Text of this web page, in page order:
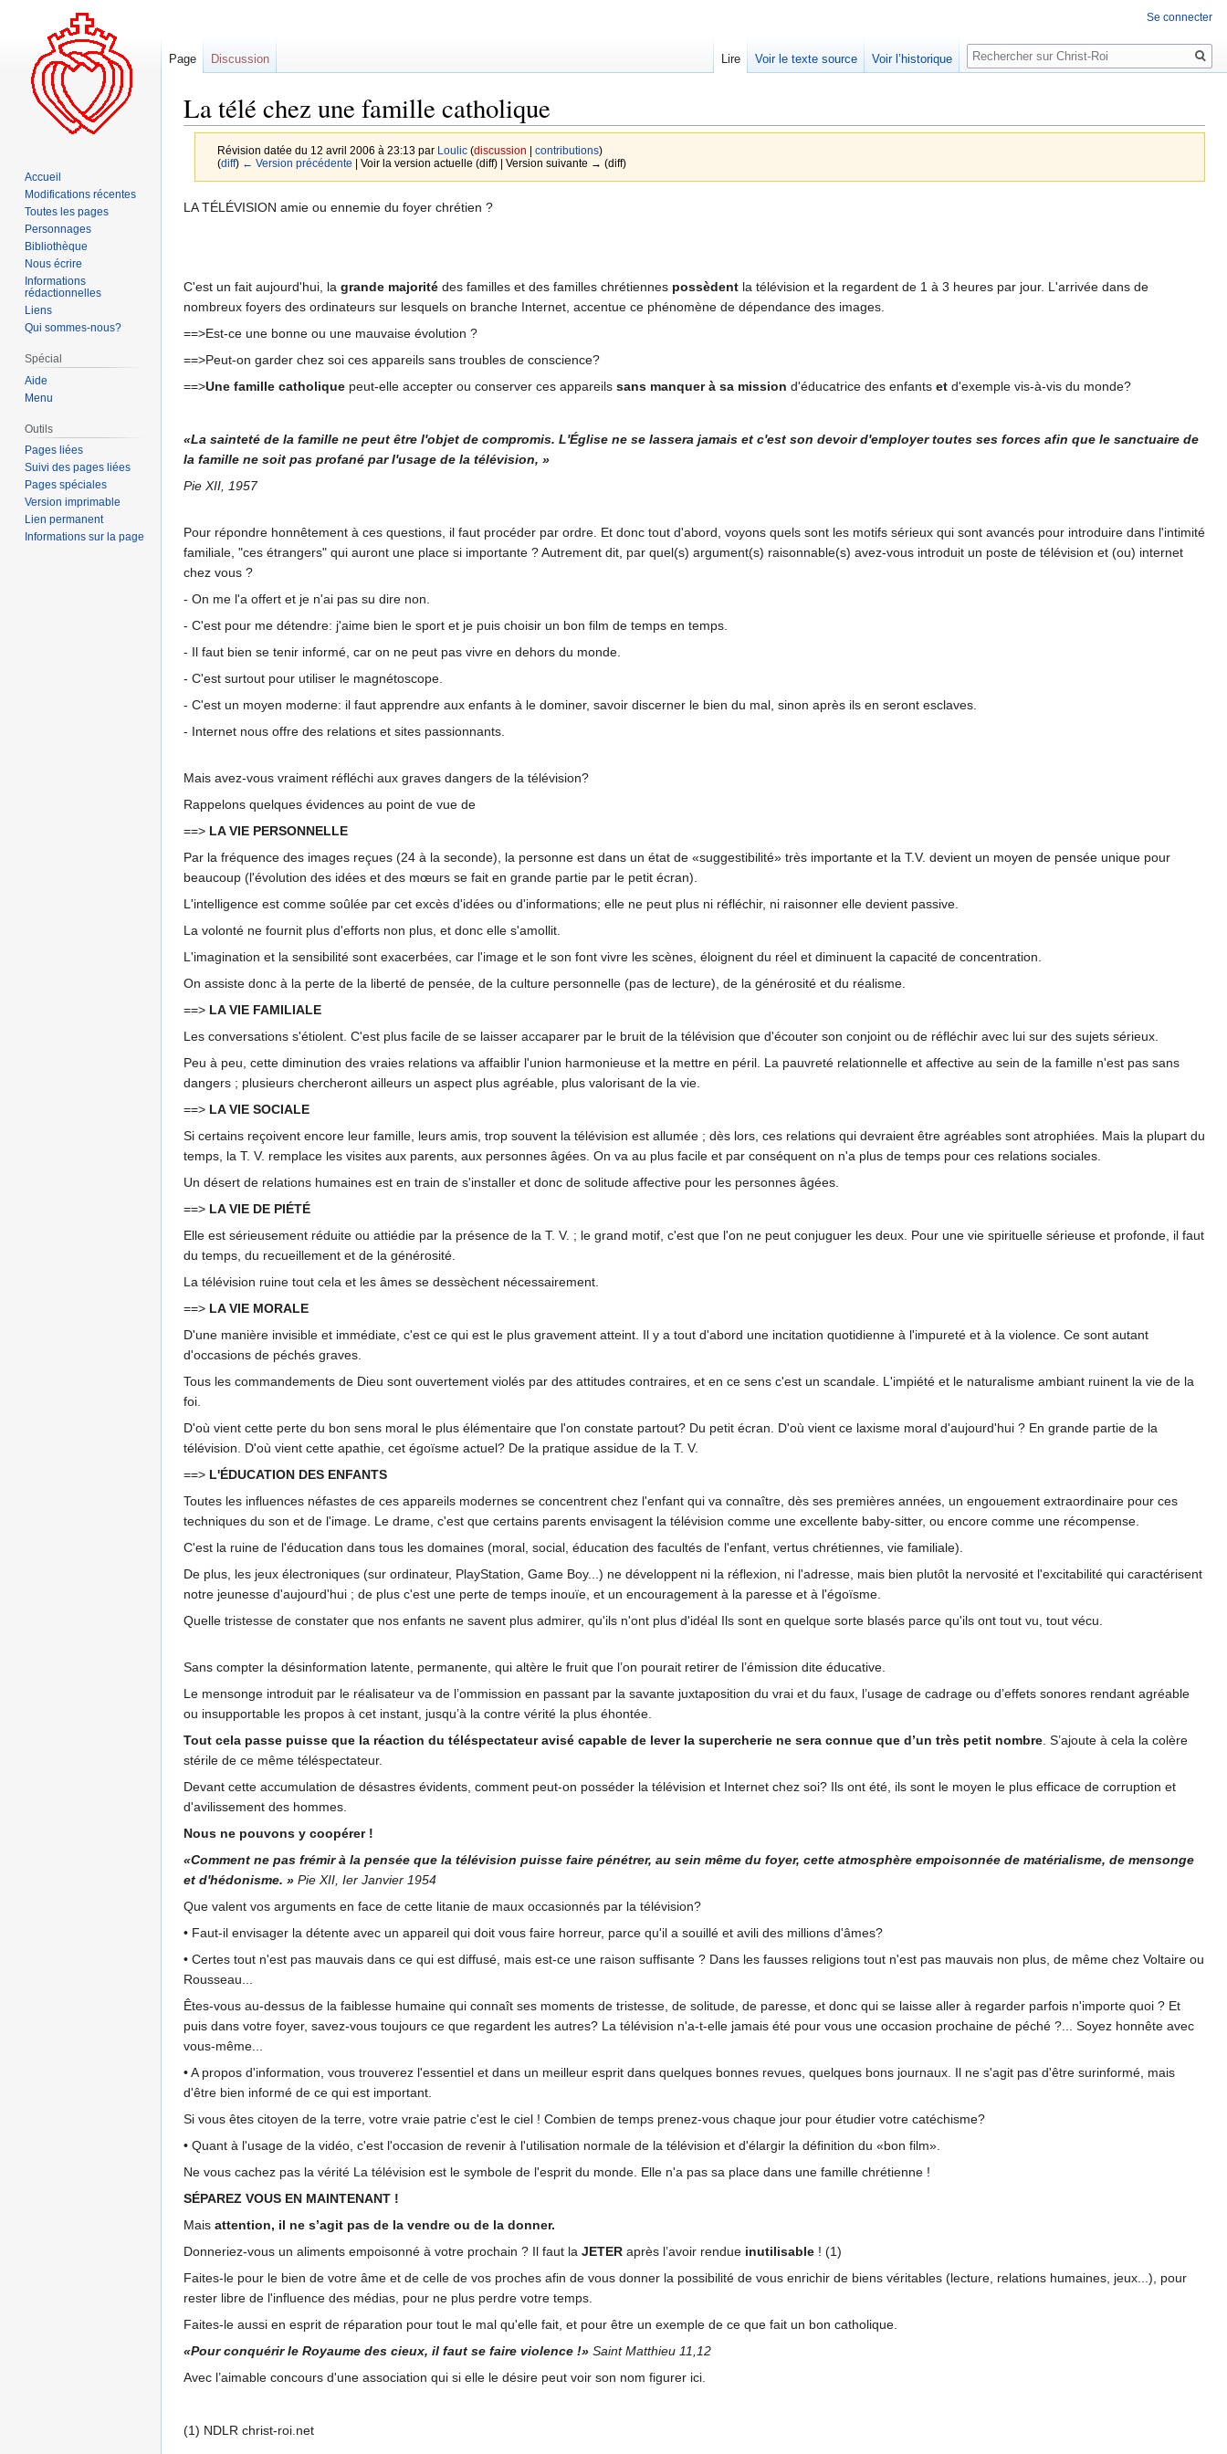
La télé chez une famille catholique
Révision datée du 12 avril 2006 à 23:13 par Loulic (discussion contributions)
(diff) ← Version précédente | Voir la version actuelle (diff) | Version suivante → (diff)
Aller
Aller
LA TÉLÉVISION amie ou ennemie du foyer chrétien ?
C'est un fait aujourd'hui, la grande majorité des familles et des familles chrétiennes possèdent la télévision et la regardent de 1 à 3 heures par jour. L'arrivée dans de
nombreux foyers des ordinateurs sur lesquels on branche Internet, accentue ce phénomène de dépendance des images.
==>Est-ce une bonne ou une mauvaise évolution ?
==>Peut-on garder chez soi ces appareils sans troubles de conscience?
==>Une famille catholique peut-elle accepter ou conserver ces appareils sans manquer à sa mission d'éducatrice des enfants et d'exemple vis-à-vis du monde?
«La sainteté de la famille ne peut être l'objet de compromis. L'Église ne se lassera jamais et c'est son devoir d'employer toutes ses forces afin que le sanctuaire de
la famille ne soit pas profané par l'usage de la télévision, »
Pie XII, 1957
Pour répondre honnêtement à ces questions, il faut procéder par ordre. Et donc tout d'abord, voyons quels sont les motifs sérieux qui sont avancés pour introduire dans l'intimité
familiale, "ces étrangers" qui auront une place si importante ? Autrement dit, par quel(s) argument(s) raisonnable(s) avez-vous introduit un poste de télévision et (ou) internet
chez vous ?
- On me l'a offert et je n'ai pas su dire non.
- C'est pour me détendre: j'aime bien le sport et je puis choisir un bon film de temps en temps.
- Il faut bien se tenir informé, car on ne peut pas vivre en dehors du monde.
- C'est surtout pour utiliser le magnétoscope.
- C'est un moyen moderne: il faut apprendre aux enfants à le dominer, savoir discerner le bien du mal, sinon après ils en seront esclaves.
- Internet nous offre des relations et sites passionnants.
Mais avez-vous vraiment réfléchi aux graves dangers de la télévision?
Rappelons quelques évidences au point de vue de
==> LA VIE PERSONNELLE
Par la fréquence des images reçues (24 à la seconde), la personne est dans un état de «suggestibilité» très importante et la T.V. devient un moyen de pensée unique pour
beaucoup (l'évolution des idées et des mœurs se fait en grande partie par le petit écran).
L'intelligence est comme soûlée par cet excès d'idées ou d'informations; elle ne peut plus ni réfléchir, ni raisonner elle devient passive.
La volonté ne fournit plus d'efforts non plus, et donc elle s'amollit.
L'imagination et la sensibilité sont exacerbées, car l'image et le son font vivre les scènes, éloignent du réel et diminuent la capacité de concentration.
On assiste donc à la perte de la liberté de pensée, de la culture personnelle (pas de lecture), de la générosité et du réalisme.
==> LA VIE FAMILIALE
Les conversations s'étiolent. C'est plus facile de se laisser accaparer par le bruit de la télévision que d'écouter son conjoint ou de réfléchir avec lui sur des sujets sérieux.
Peu à peu, cette diminution des vraies relations va affaiblir l'union harmonieuse et la mettre en péril. La pauvreté relationnelle et affective au sein de la famille n'est pas sans
dangers ; plusieurs chercheront ailleurs un aspect plus agréable, plus valorisant de la vie.
==> LA VIE SOCIALE
Si certains reçoivent encore leur famille, leurs amis, trop souvent la télévision est allumée ; dès lors, ces relations qui devraient être agréables sont atrophiées. Mais la plupart du
temps, la T. V. remplace les visites aux parents, aux personnes âgées. On va au plus facile et par conséquent on n'a plus de temps pour ces relations sociales.
Un désert de relations humaines est en train de s'installer et donc de solitude affective pour les personnes âgées.
==> LA VIE DE PIÉTÉ
Elle est sérieusement réduite ou attiédie par la présence de la T. V. ; le grand motif, c'est que l'on ne peut conjuguer les deux. Pour une vie spirituelle sérieuse et profonde, il faut
du temps, du recueillement et de la générosité.
La télévision ruine tout cela et les âmes se dessèchent nécessairement.
==> LA VIE MORALE
D'une manière invisible et immédiate, c'est ce qui est le plus gravement atteint. Il y a tout d'abord une incitation quotidienne à l'impureté et à la violence. Ce sont autant
d'occasions de péchés graves.
Tous les commandements de Dieu sont ouvertement violés par des attitudes contraires, et en ce sens c'est un scandale. L'impiété et le naturalisme ambiant ruinent la vie de la
foi.
D'où vient cette perte du bon sens moral le plus élémentaire que l'on constate partout? Du petit écran. D'où vient ce laxisme moral d'aujourd'hui ? En grande partie de la
télévision. D'où vient cette apathie, cet égoïsme actuel? De la pratique assidue de la T. V.
==> L'ÉDUCATION DES ENFANTS
Toutes les influences néfastes de ces appareils modernes se concentrent chez l'enfant qui va connaître, dès ses premières années, un engouement extraordinaire pour ces
techniques du son et de l'image. Le drame, c'est que certains parents envisagent la télévision comme une excellente baby-sitter, ou encore comme une récompense.
C'est la ruine de l'éducation dans tous les domaines (moral, social, éducation des facultés de l'enfant, vertus chrétiennes, vie familiale).
De plus, les jeux électroniques (sur ordinateur, PlayStation, Game Boy...) ne développent ni la réflexion, ni l'adresse, mais bien plutôt la nervosité et l'excitabilité qui caractérisent
notre jeunesse d'aujourd'hui ; de plus c'est une perte de temps inouïe, et un encouragement à la paresse et à l'égoïsme.
Quelle tristesse de constater que nos enfants ne savent plus admirer, qu'ils n'ont plus d'idéal Ils sont en quelque sorte blasés parce qu'ils ont tout vu, tout vécu.
Sans compter la désinformation latente, permanente, qui altère le fruit que l’on pourait retirer de l’émission dite éducative.
Le mensonge introduit par le réalisateur va de l’ommission en passant par la savante juxtaposition du vrai et du faux, l’usage de cadrage ou d’effets sonores rendant agréable
ou insupportable les propos à cet instant, jusqu’à la contre vérité la plus éhontée.
Tout cela passe puisse que la réaction du téléspectateur avisé capable de lever la supercherie ne sera connue que d’un très petit nombre . S’ajoute à cela la colère
stérile de ce même téléspectateur.
Devant cette accumulation de désastres évidents, comment peut-on posséder la télévision et Internet chez soi? Ils ont été, ils sont le moyen le plus efficace de corruption et
d'avilissement des hommes.
Nous ne pouvons y coopérer !
«Comment ne pas frémir à la pensée que la télévision puisse faire pénétrer, au sein même du foyer, cette atmosphère empoisonnée de matérialisme, de mensonge
et d'hédonisme. » Pie XII, Ier Janvier 1954
Que valent vos arguments en face de cette litanie de maux occasionnés par la télévision?
• Faut-il envisager la détente avec un appareil qui doit vous faire horreur, parce qu'il a souillé et avili des millions d'âmes?
• Certes tout n'est pas mauvais dans ce qui est diffusé, mais est-ce une raison suffisante ? Dans les fausses religions tout n'est pas mauvais non plus, de même chez Voltaire ou
Rousseau...
Êtes-vous au-dessus de la faiblesse humaine qui connaît ses moments de tristesse, de solitude, de paresse, et donc qui se laisse aller à regarder parfois n'importe quoi ? Et
puis dans votre foyer, savez-vous toujours ce que regardent les autres? La télévision n'a-t-elle jamais été pour vous une occasion prochaine de péché ?... Soyez honnête avec
vous-même...
• A propos d'information, vous trouverez l'essentiel et dans un meilleur esprit dans quelques bonnes revues, quelques bons journaux. Il ne s'agit pas d'être surinformé, mais
d'être bien informé de ce qui est important.
Si vous êtes citoyen de la terre, votre vraie patrie c'est le ciel ! Combien de temps prenez-vous chaque jour pour étudier votre catéchisme?
• Quant à l'usage de la vidéo, c'est l'occasion de revenir à l'utilisation normale de la télévision et d'élargir la définition du «bon film».
Ne vous cachez pas la vérité La télévision est le symbole de l'esprit du monde. Elle n'a pas sa place dans une famille chrétienne !
SÉPAREZ VOUS EN MAINTENANT !
Mais attention, il ne s’agit pas de la vendre ou de la donner.
Donneriez-vous un aliments empoisonné à votre prochain ? Il faut la JETER après l’avoir rendue inutilisable ! (1)
Faites-le pour le bien de votre âme et de celle de vos proches afin de vous donner la possibilité de vous enrichir de biens véritables (lecture, relations humaines, jeux...), pour
rester libre de l'influence des médias, pour ne plus perdre votre temps.
Faites-le aussi en esprit de réparation pour tout le mal qu'elle fait, et pour être un exemple de ce que fait un bon catholique.
«Pour conquérir le Royaume des cieux, il faut se faire violence !» Saint Matthieu 11,12
Avec l’aimable concours d'une association qui si elle le désire peut voir son nom figurer ici.
(1) NDLR christ-roi.net
Se connecter
Page Discussion Lire Voir le texte source Voir l’historique
Rechercher
Accueil
Modifications récentes
Toutes les pages
Personnages
Bibliothèque
Nous écrire
Informations
rédactionnelles
Liens
Qui sommes-nous?
Spécial
Aide
Menu
Outils
Pages liées
Suivi des pages liées
Pages spéciales
Version imprimable
Lien permanent
Informations sur la page